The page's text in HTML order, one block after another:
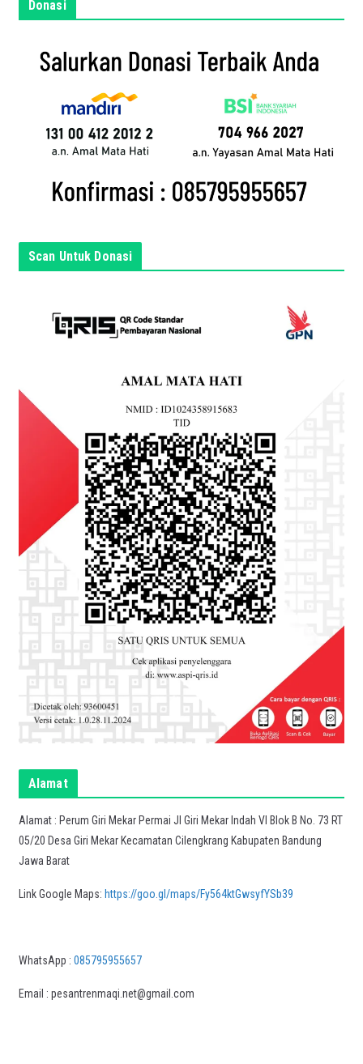
a
n
Donasi
Scan Untuk Donasi
Alamat
Alamat : Perum Giri Mekar Permai Jl Giri Mekar Indah VI Blok B No. 73 RT
05/20 Desa Giri Mekar Kecamatan Cilengkrang Kabupaten Bandung
Jawa Barat
Link Google Maps: https://goo.gl/maps/Fy564ktGwsyfYSb39
WhatsApp : 085795955657
Email : pesantrenmaqi.net@gmail.com